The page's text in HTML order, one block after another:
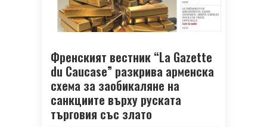
Френският вестник “La Gazette
du Caucase” разкрива арменска
схема за заобикаляне на
санкциите върху руската
търговия със злато